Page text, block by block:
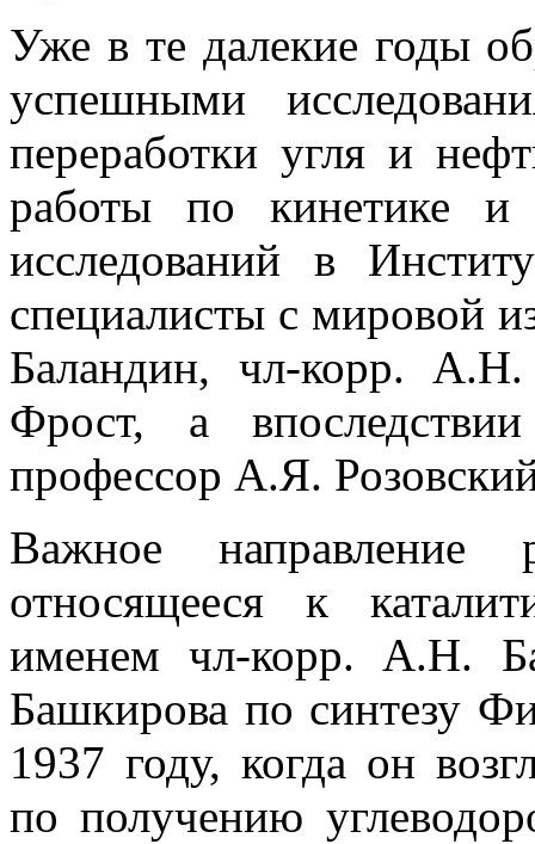
Уже в те далекие годы
успешными
переработки угля и
работы по кинетике и
исследований в
специалисты с мировой
Баландин, чл-корр.
Фрост, а
профессор А.Я.
Важное
относящееся к
именем чл-корр. А.Н.
Башкирова по синтезу
1937 году, когда он
по получению